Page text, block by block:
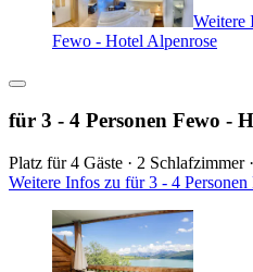
Weitere
Fewo - Hotel Alpenrose
für 3 - 4 Personen Fewo -
Platz für 4 Gäste · 2 Schlafzimmer
Weitere Infos zu für 3 - 4